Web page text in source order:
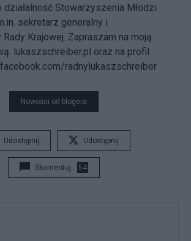
działalność Stowarzyszenia Młodzi
sekretarz generalny i
Krajowej. Zapraszam na moją
lukaszschreiber.pl oraz na profil
radnylukaszschreiber
Nowości od blogera
Udostępnij Udostępnij
Skomentuj 54